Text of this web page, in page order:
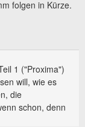
folgen in Kürze.
1 ("Proxima")
will, wie es
die
schon, denn